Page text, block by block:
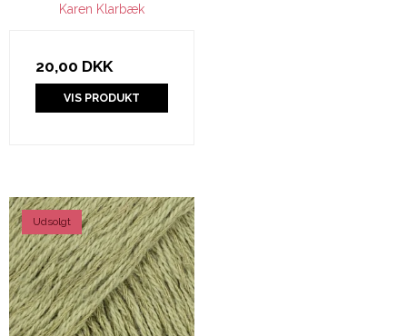
Karen Klarbæk
20,00 DKK
VIS PRODUKT
Udsolgt